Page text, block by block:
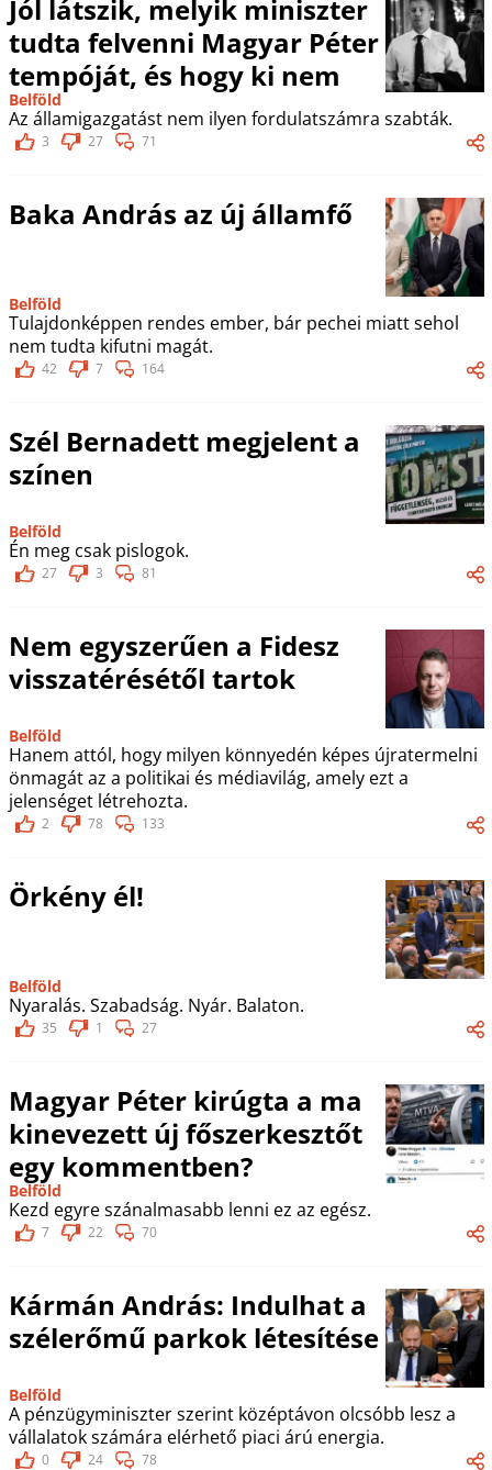
Jól látszik, melyik miniszter
tudta felvenni Magyar Péter
tempóját, és hogy ki nem
Belföld
Az államigazgatást nem ilyen fordulatszámra szabták.
3 27 71
Baka András az új államfő
Belföld
Tulajdonképpen rendes ember, bár pechei miatt sehol
nem tudta kifutni magát.
42 7 164
Szél Bernadett megjelent a
színen
Belföld
Én meg csak pislogok.
27 3 81
Nem egyszerűen a Fidesz
visszatérésétől tartok
Belföld
Hanem attól, hogy milyen könnyedén képes újratermelni
önmagát az a politikai és médiavilág, amely ezt a
jelenséget létrehozta.
2 78 133
Örkény él!
Belföld
Nyaralás. Szabadság. Nyár. Balaton.
35 1 27
Magyar Péter kirúgta a ma
kinevezett új főszerkesztőt
egy kommentben?
Belföld
Kezd egyre szánalmasabb lenni ez az egész.
7 22 70
Kármán András: Indulhat a
szélerőmű parkok létesítése
Belföld
A pénzügyminiszter szerint középtávon olcsóbb lesz a
vállalatok számára elérhető piaci árú energia.
0 24 78